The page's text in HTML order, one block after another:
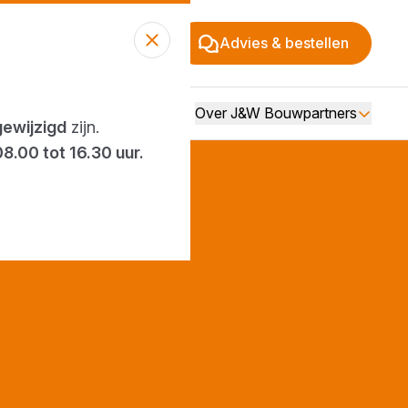
Advies & bestellen
Over J&W Bouwpartners
zijn.
tot 16.30 uur.